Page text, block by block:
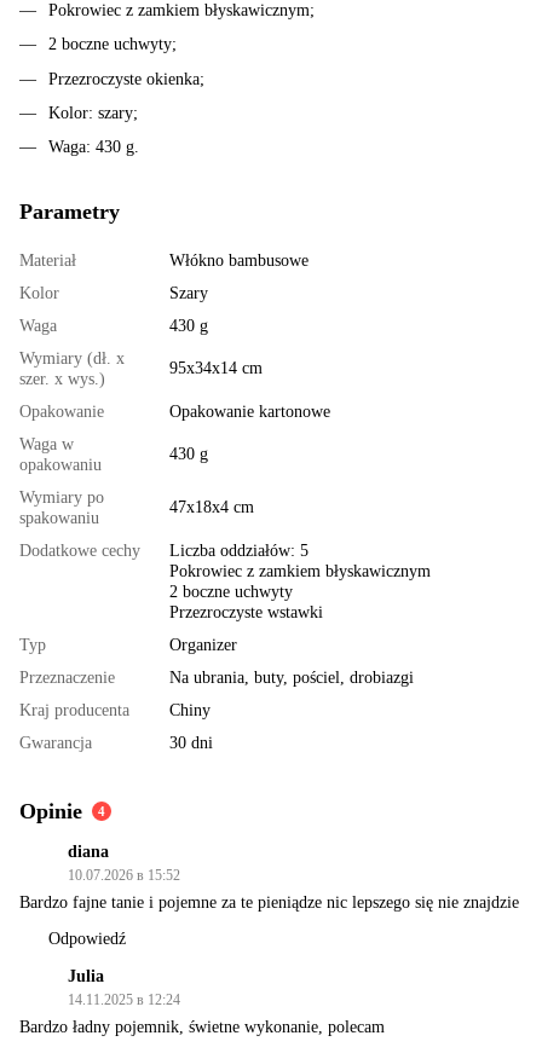
Pokrowiec z zamkiem błyskawicznym;
2 boczne uchwyty;
Przezroczyste okienka;
Kolor: szary;
Waga: 430 g.
Parametry
Materiał
Włókno bambusowe
Kolor
Szary
Waga
430 g
Wymiary (dł. x
szer. x wys.)
95x34x14 cm
Opakowanie
Opakowanie kartonowe
Waga w
opakowaniu
430 g
Wymiary po
spakowaniu
47x18x4 cm
Dodatkowe cechy
Liczba oddziałów: 5
Pokrowiec z zamkiem błyskawicznym
2 boczne uchwyty
Przezroczyste wstawki
Typ
Organizer
Przeznaczenie
Na ubrania, buty, pościel, drobiazgi
Kraj producenta
Chiny
Gwarancja
30 dni
Opinie 4
diana
10.07.2026 в 15:52
Bardzo fajne tanie i pojemne za te pieniądze nic lepszego się nie znajdzie
Odpowiedź
Julia
14.11.2025 в 12:24
Bardzo ładny pojemnik, świetne wykonanie, polecam